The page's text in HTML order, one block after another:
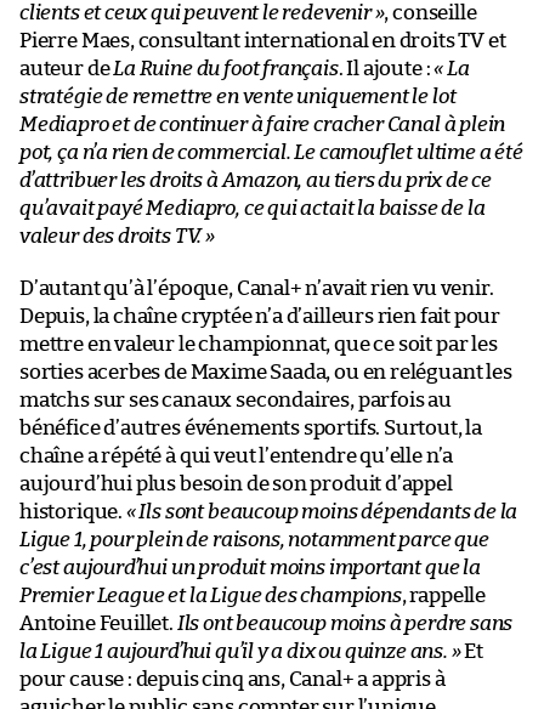
clients et ceux qui peuvent le redevenir », conseille
Pierre Maes, consultant international en droits TV et
auteur deLa Ruine du foot français. Il ajoute :« La
stratégie de remettre en vente uniquement le lot
Mediapro et de continuer à faire cracher Canal à plein
pot, ça n’a rien de commercial. Le camouflet ultime a été
d’attribuer les droits à Amazon, au tiers du prix de ce
qu’avait payé Mediapro, ce qui actait la baisse de la
valeur des droits TV. »
D’autant qu’à l’époque, Canal+ n’avait rien vu venir.
Depuis, la chaîne cryptée n’a d’ailleurs rien fait pour
mettre en valeur le championnat, que ce soit par les
sorties acerbes de Maxime Saada, ou en reléguant les
matchs sur ses canaux secondaires, parfois au
bénéfice d’autres événements sportifs. Surtout, la
chaîne a répété à qui veut l’entendre qu’elle n’a
aujourd’hui plus besoin de son produit d’appel
historique. « Ils sont beaucoup moins dépendants de la
Ligue 1, pour plein de raisons, notamment parce que
c’est aujourd’hui un produit moins important que la
Premier League et la Ligue des champions, rappelle
Antoine Feuillet. Ils ont beaucoup moins à perdre sans
la Ligue 1 aujourd’hui qu’il y a dix ou quinze ans. »Et
pour cause : depuis cinq ans, Canal+ a appris à